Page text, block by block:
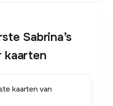
Sabrina’s
kaarten
kaarten van